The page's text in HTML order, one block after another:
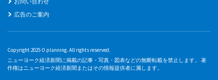
広告のご案内
Copyright 2025 O planning. All rights reserved.
ニューヨーク経済新聞に掲載の記事・写真・図表などの無断転載を禁止します。 著
作権はニューヨーク経済新聞またはその情報提供者に属します。